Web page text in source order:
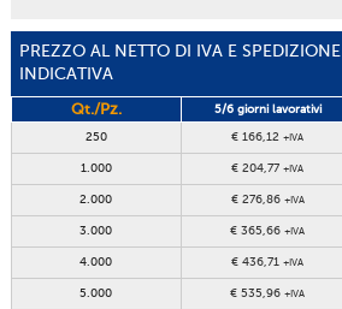
PREZZO AL NETTO DI IVA E SPEDIZIONE
INDICATIVA
Qt./Pz. 5/6 giorni lavorativi
250 € 166,12+IVA
1.000 € 204,77+IVA
2.000 € 276,86 +IVA
3.000 € 365,66+IVA
4.000 € 436,71+IVA
5.000 € 535,96+IVA